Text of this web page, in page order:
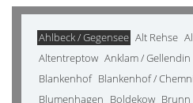
Ahlbeck / Gegensee Alt Rehse
Altentreptow Anklam / Gellendin
Blankenhof Blankenhof /
Blumenhagen Boldekow Brunn